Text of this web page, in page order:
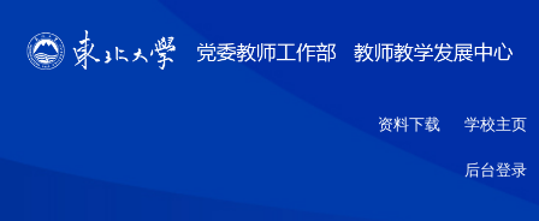
学校主页
后台登录
资料下载